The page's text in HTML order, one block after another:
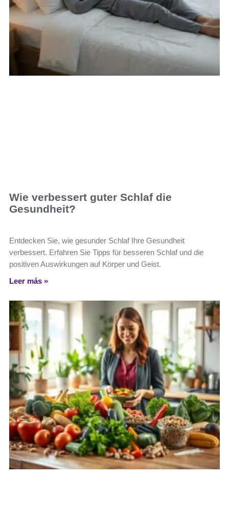
Wie verbessert guter Schlaf die
Gesundheit?
Entdecken Sie, wie gesunder Schlaf Ihre Gesundheit
verbessert. Erfahren Sie Tipps für besseren Schlaf und die
positiven Auswirkungen auf Körper und Geist.
Leer más »